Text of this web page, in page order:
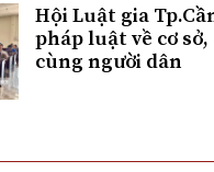
Hội Luật gia
pháp luật về cơ
cùng người dân